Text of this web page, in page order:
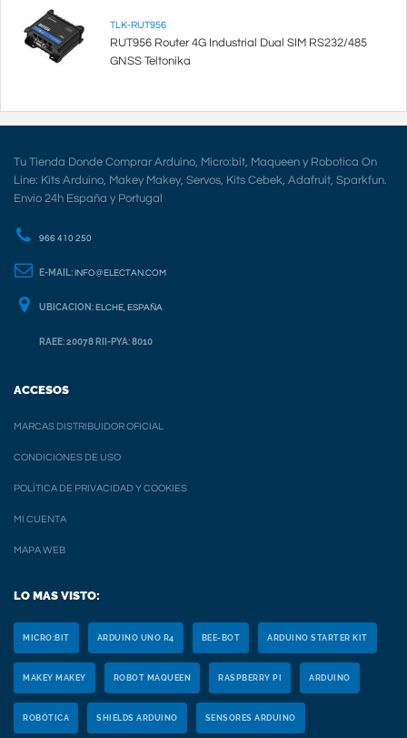
TLK-RUT956
RUT956 Router 4G Industrial Dual SIM RS232/485
GNSS Teltonika
Tu Tienda Donde Comprar Arduino, Micro:bit, Maqueen y Robotica On
Line: Kits Arduino, Makey Makey, Servos, Kits Cebek, Adafruit, Sparkfun.
Envio 24h España y Portugal
966 410 250
E-MAIL: INFO@ELECTAN.COM
UBICACION: ELCHE, ESPAÑA
RAEE: 20078 RII-PYA: 8010
ACCESOS
MARCAS DISTRIBUIDOR OFICIAL
CONDICIONES DE USO
POLÍTICA DE PRIVACIDAD Y COOKIES
MI CUENTA
MAPA WEB
LO MAS VISTO:
MICRO:BIT ARDUINO UNO R4 BEE-BOT ARDUINO STARTER KIT
MAKEY MAKEY ROBOT MAQUEEN RASPBERRY PI ARDUINO
ROBÓTICA SHIELDS ARDUINO SENSORES ARDUINO